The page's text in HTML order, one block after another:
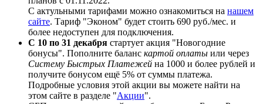
С актульными тарифами можно ознакомиться на нашем
сайте. Тариф "Эконом" будет стоить 690 руб./мес. и
более недоступен для подключения.
С 10 по 31 декабря стартует акция "Новогодние
бонусы". Пополните баланс картой оплаты или через
Систему Быстрых Платежей на 1000 и более рублей и
получите бонусом ещё 5% от суммы платежа.
Подробные условия этой акции вы можете найти на
этом сайте в разделе "Акции".